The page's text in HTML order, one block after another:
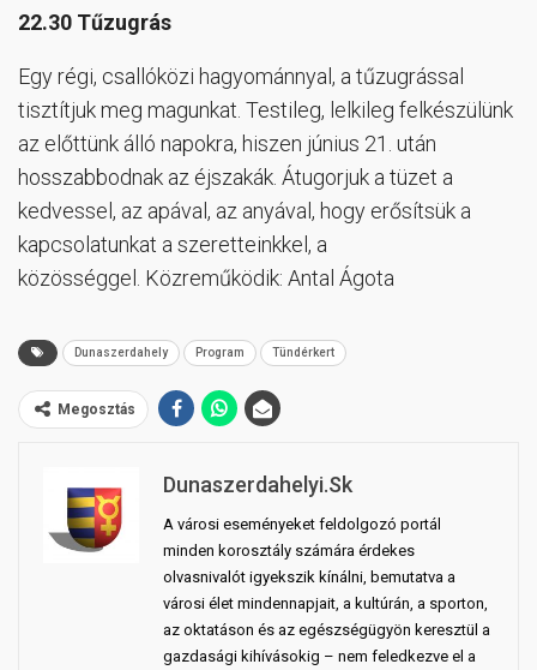
22.30 Tűzugrás
Egy régi, csallóközi hagyománnyal, a tűzugrással
tisztítjuk meg magunkat. Testileg, lelkileg felkészülünk
az előttünk álló napokra, hiszen június 21. után
hosszabbodnak az éjszakák. Átugorjuk a tüzet a
kedvessel, az apával, az anyával, hogy erősítsük a
kapcsolatunkat a szeretteinkkel, a
közösséggel. Közreműködik: Antal Ágota
Dunaszerdahely Program Tündérkert
Megosztás
Dunaszerdahelyi.sk
A városi eseményeket feldolgozó portál
minden korosztály számára érdekes
olvasnivalót igyekszik kínálni, bemutatva a
városi élet mindennapjait, a kultúrán, a sporton,
az oktatáson és az egészségügyön keresztül a
gazdasági kihívásokig – nem feledkezve el a